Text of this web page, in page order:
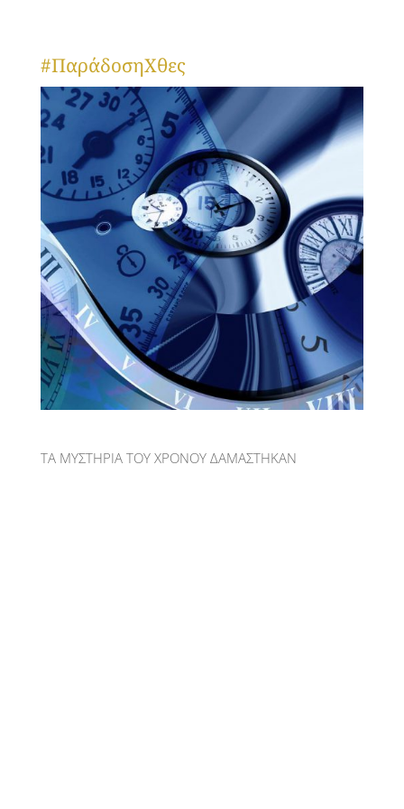
#ΠαράδοσηΧθες
ΤΑ ΜΥΣΤΗΡΙΑ ΤΟΥ ΧΡΟΝΟΥ ΔΑΜΑΣΤΗΚΑΝ